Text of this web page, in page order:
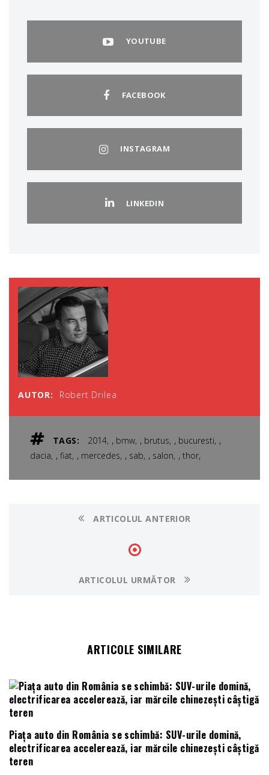
YOUTUBE
FACEBOOK
INSTAGRAM
LINKEDIN
AUTOR: Robert Drilea
TAGS: 2014 , bmw , brutus , bucuresti ,
dacia , fiat , mercedes , sab , salon , thor,
ARTICOLUL ANTERIOR
ARTICOLUL URMĂTOR
ARTICOLE SIMILARE
Piața auto din România se schimbă: SUV-urile domină,
electrificarea accelerează, iar mărcile chinezești câștigă
teren